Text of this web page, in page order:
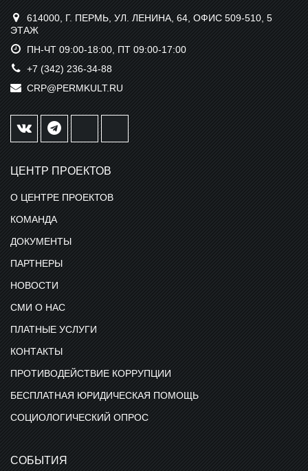
614000, Г. ПЕРМЬ, УЛ. ЛЕНИНА, 64, ОФИС 509-510, 5
ЭТАЖ
ПН-ЧТ 09:00-18:00, ПТ 09:00-17:00
+7 (342) 236-34-88
CRP@PERMKULT.RU
ЦЕНТР ПРОЕКТОВ
О ЦЕНТРЕ ПРОЕКТОВ
КОМАНДА
ДОКУМЕНТЫ
ПАРТНЕРЫ
НОВОСТИ
СМИ О НАС
ПЛАТНЫЕ УСЛУГИ
КОНТАКТЫ
ПРОТИВОДЕЙСТВИЕ КОРРУПЦИИ
БЕСПЛАТНАЯ ЮРИДИЧЕСКАЯ ПОМОЩЬ
СОЦИОЛОГИЧЕСКИЙ ОПРОС
СОБЫТИЯ